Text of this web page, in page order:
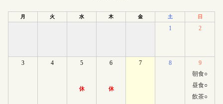
月 火 水 木 金 土 日
1 2
3 4 5
休
6
休
7 8
9
朝食○
昼食○
飲茶○